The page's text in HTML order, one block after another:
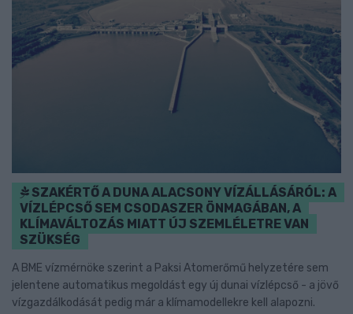
SZAKÉRTŐ A DUNA ALACSONY VÍZÁLLÁSÁRÓL: A
VÍZLÉPCSŐ SEM CSODASZER ÖNMAGÁBAN, A
KLÍMAVÁLTOZÁS MIATT ÚJ SZEMLÉLETRE VAN
SZÜKSÉG
A BME vízmérnöke szerint a Paksi Atomerőmű helyzetére sem
jelentene automatikus megoldást egy új dunai vízlépcső - a jövő
vízgazdálkodását pedig már a klímamodellekre kell alapozni.